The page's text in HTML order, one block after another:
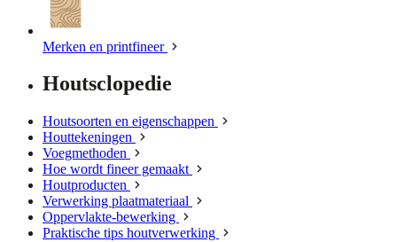
Merken en printfineer
Houtsclopedie
Houtsoorten en eigenschappen
Houttekeningen
Voegmethoden
Hoe wordt fineer gemaakt
Houtproducten
Verwerking plaatmateriaal
Oppervlakte-bewerking
Praktische tips houtverwerking